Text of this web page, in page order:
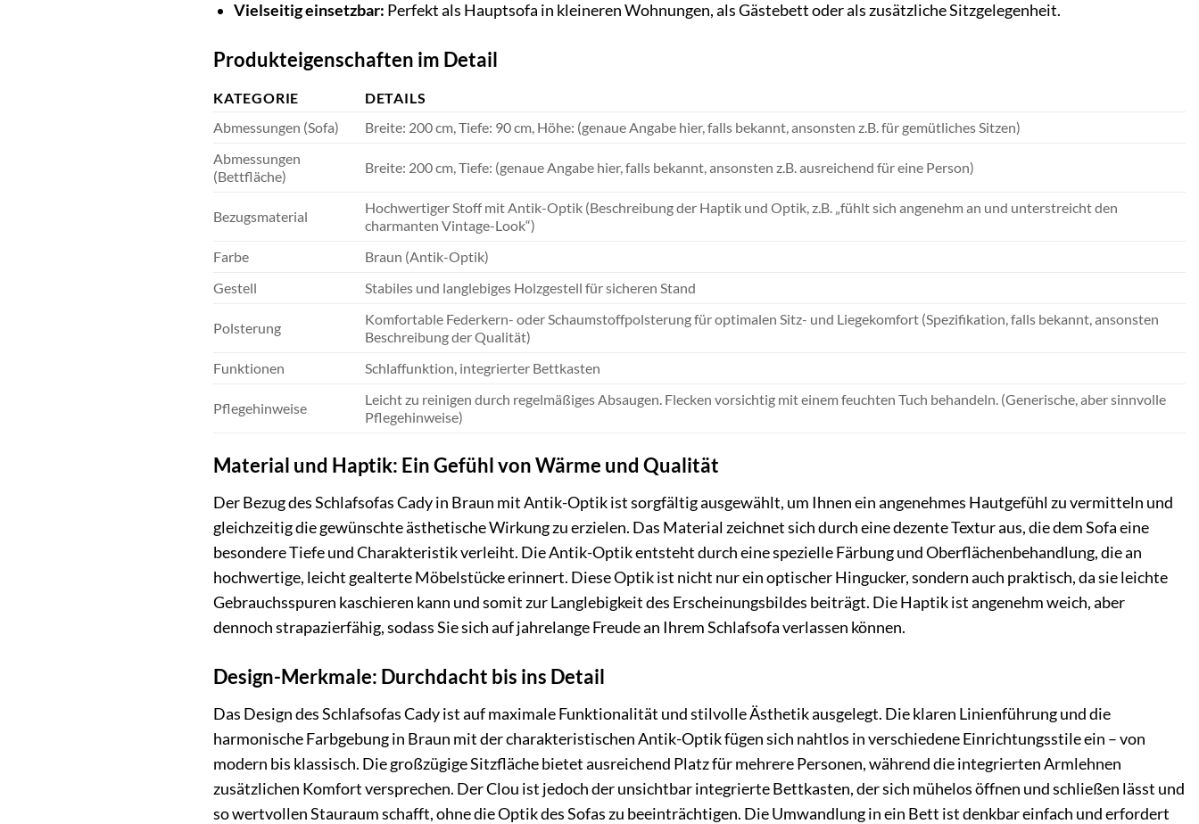
Vielseitig einsetzbar: Perfekt als Hauptsofa in kleineren Wohnungen, als Gästebett oder als zusätzliche Sitzgelegenheit.
Produkteigenschaften im Detail
KATEGORIE
DETAILS
Abmessungen (Sofa)
Breite: 200 cm, Tiefe: 90 cm, Höhe: (genaue Angabe hier, falls bekannt, ansonsten z.B. für gemütliches Sitzen)
Abmessungen
(Bettfläche)
Breite: 200 cm, Tiefe: (genaue Angabe hier, falls bekannt, ansonsten z.B. ausreichend für eine Person)
Bezugsmaterial
Hochwertiger Stoff mit Antik-Optik (Beschreibung der Haptik und Optik, z.B. „fühlt sich angenehm an und unterstreicht den
charmanten Vintage-Look“)
Farbe
Braun (Antik-Optik)
Gestell
Stabiles und langlebiges Holzgestell für sicheren Stand
Polsterung
Komfortable Federkern- oder Schaumstoffpolsterung für optimalen Sitz- und Liegekomfort (Spezifikation, falls bekannt, ansonsten
Beschreibung der Qualität)
Funktionen
Schlaffunktion, integrierter Bettkasten
Pflegehinweise
Leicht zu reinigen durch regelmäßiges Absaugen. Flecken vorsichtig mit einem feuchten Tuch behandeln. (Generische, aber sinnvolle
Pflegehinweise)
Material und Haptik: Ein Gefühl von Wärme und Qualität
Der Bezug des Schlafsofas Cady in Braun mit Antik-Optik ist sorgfältig ausgewählt, um Ihnen ein angenehmes Hautgefühl zu vermitteln und
gleichzeitig die gewünschte ästhetische Wirkung zu erzielen. Das Material zeichnet sich durch eine dezente Textur aus, die dem Sofa eine
besondere Tiefe und Charakteristik verleiht. Die Antik-Optik entsteht durch eine spezielle Färbung und Oberflächenbehandlung, die an
hochwertige, leicht gealterte Möbelstücke erinnert. Diese Optik ist nicht nur ein optischer Hingucker, sondern auch praktisch, da sie leichte
Gebrauchsspuren kaschieren kann und somit zur Langlebigkeit des Erscheinungsbildes beiträgt. Die Haptik ist angenehm weich, aber
dennoch strapazierfähig, sodass Sie sich auf jahrelange Freude an Ihrem Schlafsofa verlassen können.
Design-Merkmale: Durchdacht bis ins Detail
Das Design des Schlafsofas Cady ist auf maximale Funktionalität und stilvolle Ästhetik ausgelegt. Die klaren Linienführung und die
harmonische Farbgebung in Braun mit der charakteristischen Antik-Optik fügen sich nahtlos in verschiedene Einrichtungsstile ein – von
modern bis klassisch. Die großzügige Sitzfläche bietet ausreichend Platz für mehrere Personen, während die integrierten Armlehnen
zusätzlichen Komfort versprechen. Der Clou ist jedoch der unsichtbar integrierte Bettkasten, der sich mühelos öffnen und schließen lässt und
so wertvollen Stauraum schafft, ohne die Optik des Sofas zu beeinträchtigen. Die Umwandlung in ein Bett ist denkbar einfach und erfordert